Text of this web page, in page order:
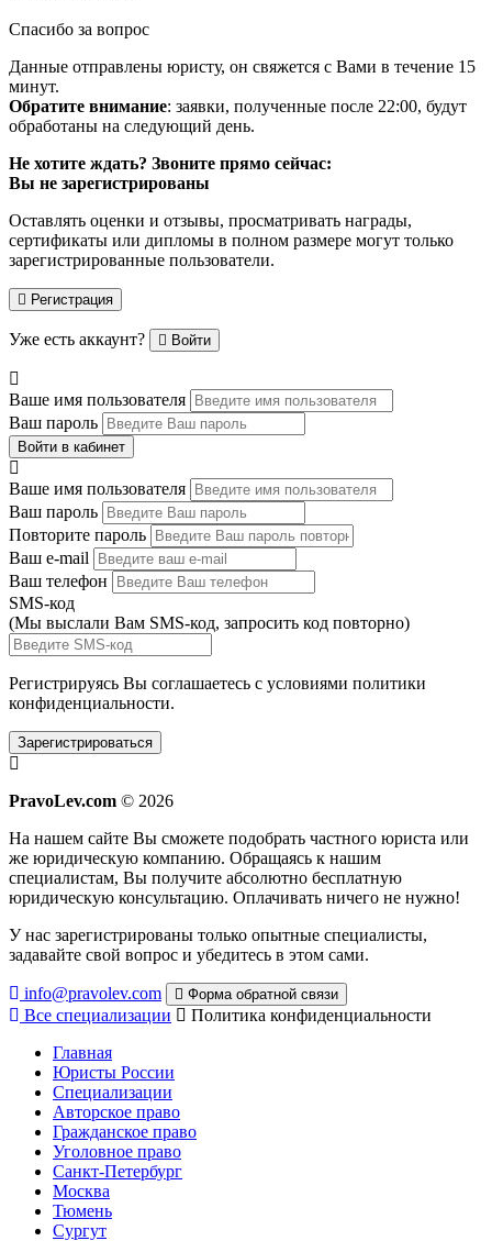
Спасибо за вопрос
Данные отправлены юристу, он свяжется с Вами в течение 15
минут.
Обратите внимание: заявки, полученные после 22:00, будут
обработаны на следующий день.
Не хотите ждать? Звоните прямо сейчас:
Вы не зарегистрированы
Оставлять оценки и отзывы, просматривать награды,
сертификаты или дипломы в полном размере могут только
зарегистрированные пользователи.
Регистрация
Уже есть аккаунт? Войти
Ваше имя пользователя
Ваш пароль
Войти в кабинет
Ваше имя пользователя
Ваш пароль
Повторите пароль
Ваш e-mail
Ваш телефон
SMS-код
(Мы выслали Вам SMS-код, запросить код повторно)
Регистрируясь Вы соглашаетесь с условиями политики
конфиденциальности.
Зарегистрироваться
PravoLev.com © 2026
На нашем сайте Вы сможете подобрать частного юриста или
же юридическую компанию. Обращаясь к нашим
специалистам, Вы получите абсолютно бесплатную
юридическую консультацию. Оплачивать ничего не нужно!
У нас зарегистрированы только опытные специалисты,
задавайте свой вопрос и убедитесь в этом сами.
info@pravolev.com Форма обратной связи
Все специализации
Политика конфиденциальности
Главная
Юристы России
Специализации
Авторское право
Гражданское право
Уголовное право
Санкт-Петербург
Москва
Тюмень
Сургут